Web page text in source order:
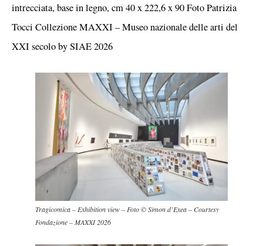
intrecciata, base in legno, cm 40 x 222,6 x 90 Foto Patrizia
Tocci Collezione MAXXI – Museo nazionale delle arti del
XXI secolo by SIAE 2026
Tragicomica – Exhibition view – Foto © Simon d’Exea – Courtesy
Fondazione – MAXXI 2026